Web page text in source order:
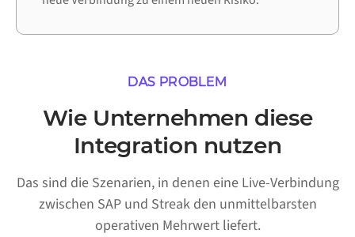
DAS PROBLEM
Wie Unternehmen diese
Integration nutzen
Das sind die Szenarien, in denen eine Live-Verbindung
zwischen SAP und Streak den unmittelbarsten
operativen Mehrwert liefert.